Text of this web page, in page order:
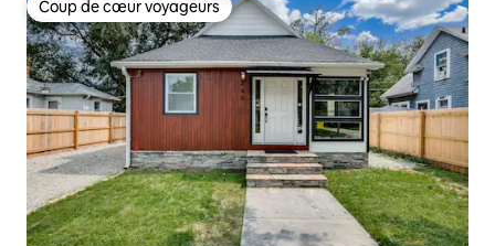
Coup de cœur voyageurs
Coup de cœur voyageurs